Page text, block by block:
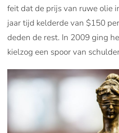
feit dat de prijs van ruwe olie
jaar tijd kelderde van $150
deden de rest. In 2009 ging
kielzog een spoor van